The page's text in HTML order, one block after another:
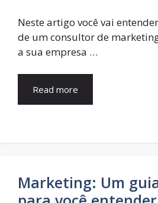
Neste artigo você vai
de um consultor de
a sua empresa …
Read more
Marketing: Um